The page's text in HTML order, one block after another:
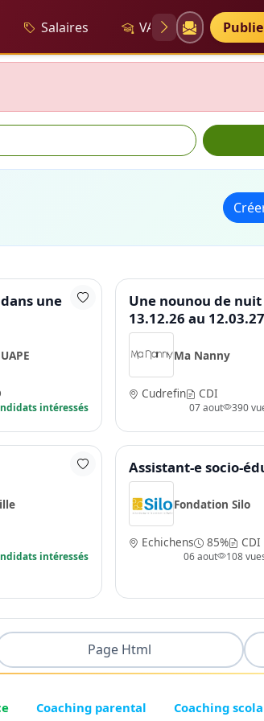
Salaires VAE
une
intéressés
Une nounou de
13.12.26 au 12.03.27
Ma Nanny
Cudrefin CDI
07 aout 390
intéressés
Assistant-e socio-
Fondation Silo
Echichens 85% CDI
06 aout 108
Page Html
Coaching parental Coaching